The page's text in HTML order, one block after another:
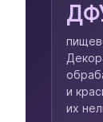
и
их